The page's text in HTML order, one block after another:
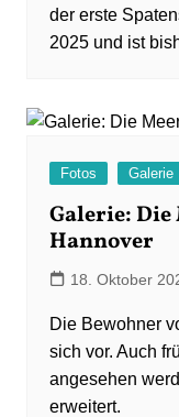
der erste
2025 und ist
Fotos Galerie
Galerie: Die
Hannover
18. Oktober
Die Bewohner
sich vor. Auch
angesehen
erweitert.